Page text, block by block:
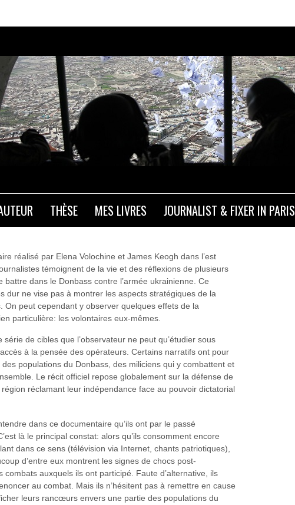
THÈSE MES LIVRES JOURNALIST & FIXER IN PARIS
Influences / 28 novembre 2016
réalisé par Elena Volochine et James Keogh dans l’est
témoignent de la vie et des réflexions de plusieurs
dans le Donbass contre l’armée ukrainienne. Ce
dur ne vise pas à montrer les aspects stratégiques de la
On peut cependant y observer quelques effets de la
particulière: les volontaires eux-mêmes.
de cibles que l’observateur ne peut qu’étudier sous
à la pensée des opérateurs. Certains narratifs ont pour
populations du Donbass, des miliciens qui y combattent et
Le récit officiel repose globalement sur la défense de
réclamant leur indépendance face au pouvoir dictatorial
dans ce documentaire qu’ils ont par le passé
là le principal constat: alors qu’ils consomment encore
dans ce sens (télévision via Internet, chants patriotiques),
d’entre eux montrent les signes de chocs post-
auxquels ils ont participé. Faute d’alternative, ils
au combat. Mais ils n’hésitent pas à remettre en cause
leurs rancœurs envers une partie des populations du